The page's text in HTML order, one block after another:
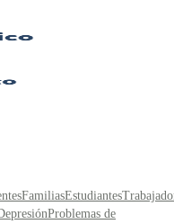
FamiliasEstudiantes
Problemas de